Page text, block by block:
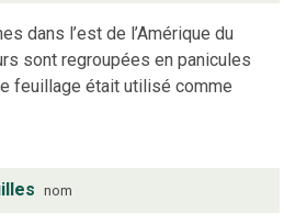
dans l’est de l’Amérique du
sont regroupées en panicules
feuillage était utilisé comme
nom